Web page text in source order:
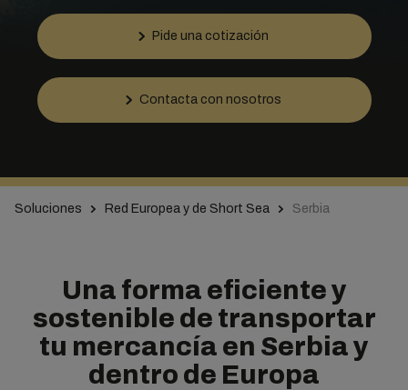
Pide una cotización
Contacta con nosotros
Soluciones Red Europea y de Short Sea Serbia
Una forma eficiente y
sostenible de transportar
tu mercancía en Serbia y
dentro de Europa